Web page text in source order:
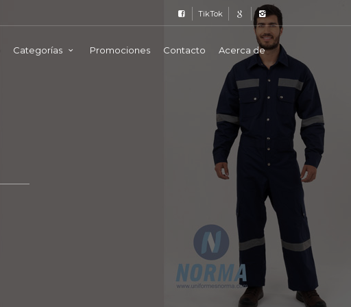
TikTok
Categorías Promociones Contacto Acerca de